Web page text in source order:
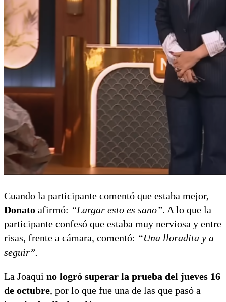
Cuando la participante comentó que estaba mejor,
Donato afirmó: “Largar esto es sano”. A lo que la
participante confesó que estaba muy nerviosa y entre
risas, frente a cámara, comentó: “Una lloradita y a
seguir”.
La Joaqui no logró superar la prueba del jueves 16
de octubre, por lo que fue una de las que pasó a